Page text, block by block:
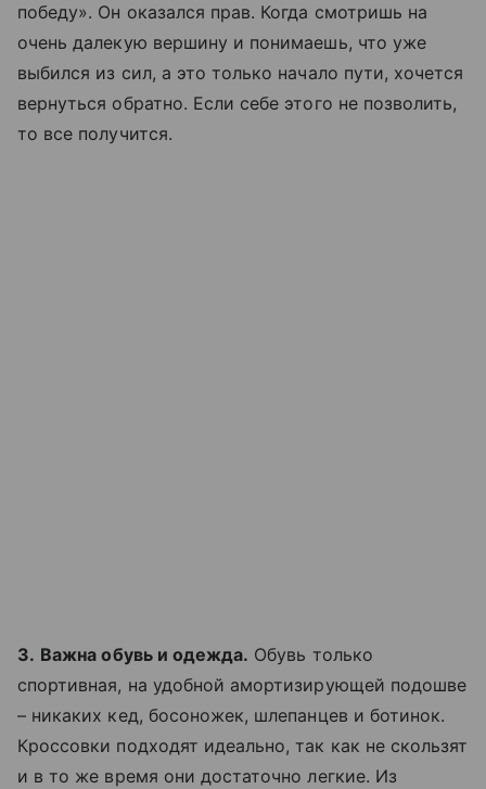
победу». Он оказался прав. Когда смотришь на
очень далекую вершину и понимаешь, что уже
выбился из сил, а это только начало пути, хочется
вернуться обратно. Если себе этого не позволить,
то все получится.
3. Важна обувь и одежда. Обувь только
спортивная, на удобной амортизирующей подошве
– никаких кед, босоножек, шлепанцев и ботинок.
Кроссовки подходят идеально, так как не скользят
и в то же время они достаточно легкие. Из